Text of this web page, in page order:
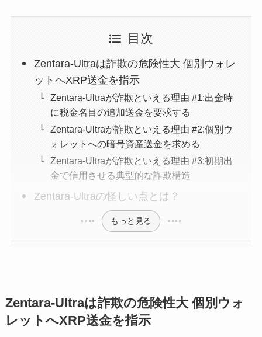
目次
Zentara-Ultraは詐欺の危険性大 個別ウォレ
ットへXRP送金を指示
Zentara-Ultraが詐欺といえる理由 #1:出金時
に税金名目の追加送金を要求する
Zentara-Ultraが詐欺といえる理由 #2:個別ウ
ォレットへの暗号資産送金を求める
Zentara-Ultraが詐欺といえる理由 #3:初期出
金で信用させる典型的な詐欺構造
Zentara-Ultraの怪しい点とは？
もっと見る
Zentara-Ultraは詐欺の危険性大 個別ウォ
レットへXRP送金を指示